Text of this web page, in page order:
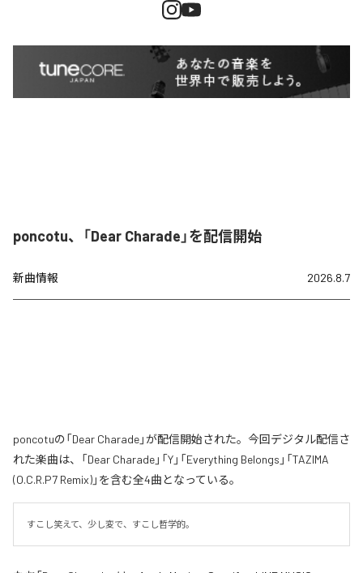
poncotu、「Dear Charade」を配信開始
新曲情報 2026.8.7
poncotuの「Dear Charade」が配信開始された。今回デジタル配信さ
れた楽曲は、「Dear Charade」「Y」「Everything Belongs」「TAZIMA
(O.C.R.P7 Remix)」を含む全4曲となっている。
すこし笑えて、少し変で、すこし哲学的。